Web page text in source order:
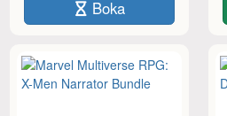
Boka